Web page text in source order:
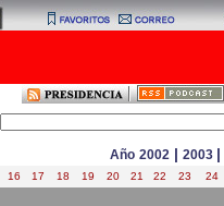
Año 2002 | 2003 |
16 17 18 19 20 21 22 23 24